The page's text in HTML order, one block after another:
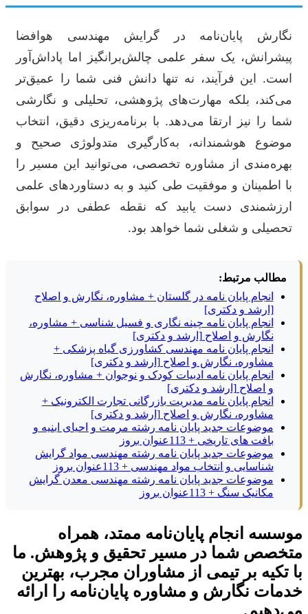
نگارش پایان‌نامه در گرایش مهندسی هوافضا
پیشرانش، یک سفر علمی چالش‌برانگیز اما پاداش‌آور
است. این فرآیند، نه تنها دانش فنی شما را عمیق‌تر
می‌کند، بلکه مهارت‌های پژوهشی، تحلیلی و نگارشی
شما را نیز ارتقا می‌دهد. با برنامه‌ریزی دقیق، انتخاب
موضوع هوشمندانه، به‌کارگیری متدولوژی صحیح و
بهره‌مندی از مشاوره تخصصی، می‌توانید این مسیر را
با اطمینان و موفقیت طی کنید و به دستاوردهای علمی
ارزشمندی دست یابید که نقطه عطفی در سوابق
تحصیلی و شغلی شما خواهد بود.
مطالب مرتبط:
انجام پایان نامه در گلستان + مشاوره، نگارش و اصلاح
[ارشد و دکتری]
انجام پایان نامه چینه نگاری و فسیل شناسی + مشاوره،
نگارش و اصلاح [ارشد و دکتری]
انجام پایان نامه مهندسی کشاورزی گیاه پزشکی +
مشاوره، نگارش و اصلاح [ارشد و دکتری]
انجام پایان نامه ادبیات کودک و نوجوان + مشاوره، نگارش
و اصلاح [ارشد و دکتری]
انجام پایان نامه مدیریت بازرگانی تجارت الکترونیک +
مشاوره، نگارش و اصلاح [ارشد و دکتری]
موضوعات جدید پایان نامه رشته مرمت و احیای ابنیه و
بافت های تاریخی + 113عنوان بروز
موضوعات جدید پایان نامه رشته مهندسی مواد گرایش
شناسایی و انتخاب مواد مهندسی + 113عنوان بروز
موضوعات جدید پایان نامه رشته مهندسی معدن گرایش
مکانیک سنگ + 113عنوان بروز
موسسه انجام پایان‌نامه ممتد، همراه
متخصص شما در مسیر تحقیق و پژوهش. ما
با تکیه بر تیمی از مشاوران مجرب، بهترین
خدمات نگارش و مشاوره پایان‌نامه را ارائه